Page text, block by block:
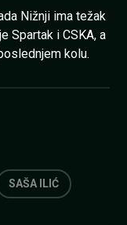
Nižnji ima težak
Spartak i CSKA, a
kolu.
SAŠA ILIĆ